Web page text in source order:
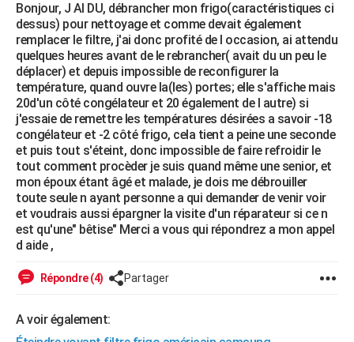
Forum
Aménagement intérieur
Extérieur
Cuisine
Salle de bains
Jardinage
Rangement
WEEK-END
Guides de France
Escapades
Patrimoine
Expositions
Musées
Week-end nature
+LIFESTYLE
Art de vivre
Bien-être
Loisirs
Mode
Modes de vie
SANTE
Alimentation
Guide de la santé
Maladies
Médicaments
Sommeil
VOYAGE
Destinations
City break
Voyage nature
Voyage de noces
Forum
Climat
+PHOTO
GUIDES D'ACHAT
BONS PLANS
CARTE DE VOEUX
Carte de Noël
Carte Bonne année
Carte Saint-Valentin
Carte Pâques
Carte d'anniversaire
DICTIONNAIRE
PROGRAMME TV
Bonjour, J AI DU, débrancher mon frigo(caractéristiques ci
dessus) pour nettoyage et comme devait également
remplacer le filtre, j'ai donc profité de l occasion, ai attendu
quelques heures avant de le rebrancher( avait du un peu le
déplacer) et depuis impossible de reconfigurer la
température, quand ouvre la(les) portes; elle s'affiche mais
20d'un côté congélateur et 20 également de l autre) si
j'essaie de remettre les températures désirées a savoir -18
congélateur et -2 côté frigo, cela tient a peine une seconde
et puis tout s'éteint, donc impossible de faire refroidir le
tout comment procèder je suis quand même une senior, et
mon époux étant âgé et malade, je dois me débrouiller
toute seule n ayant personne a qui demander de venir voir
et voudrais aussi épargner la visite d'un réparateur si ce n
est qu'une" bêtise" Merci a vous qui répondrez a mon appel
d aide ,
Répondre (4) Partager
A voir également: